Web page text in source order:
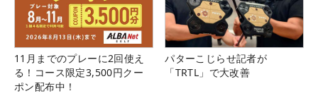
11月までのプレーに2回使え
る！コース限定3,500円クー
ポン配布中！
パターこじらせ記者が
「TRTL」で大改善